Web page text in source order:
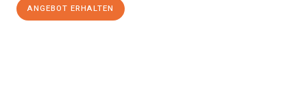
ANGEBOT ERHALTEN